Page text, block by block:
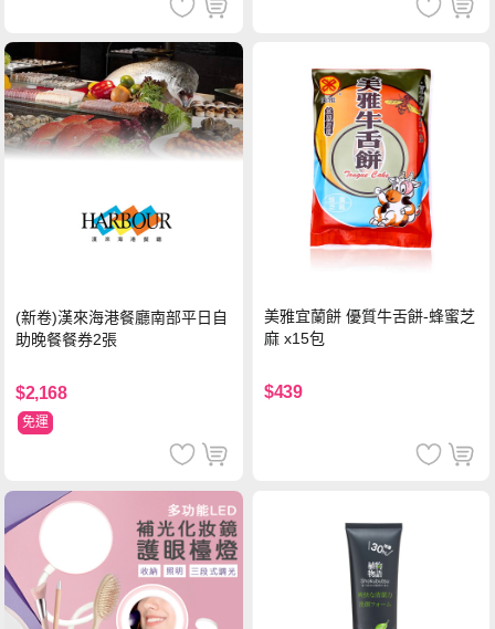
(新卷)漢來海港餐廳南部平日自
助晚餐餐券2張
$2,168
免運
美雅宜蘭餅 優質牛舌餅-蜂蜜芝
麻 x15包
$439